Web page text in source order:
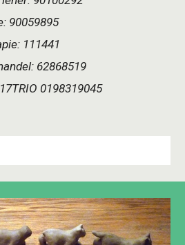
90059895
111441
62868519
0198319045